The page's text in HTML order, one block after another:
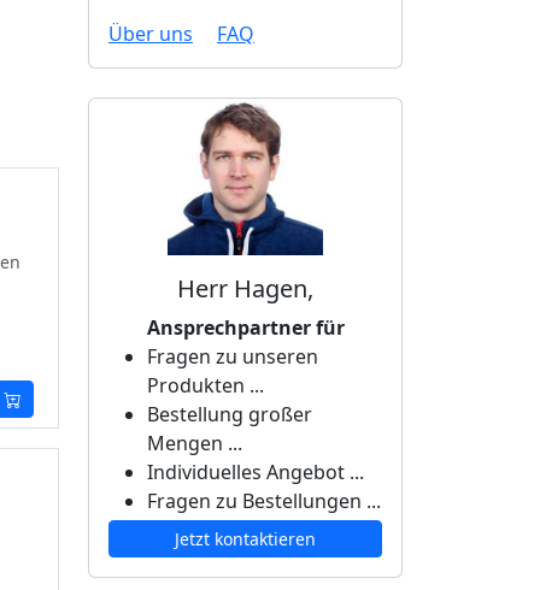
Über uns
FAQ
Herr Hagen,
Ansprechpartner für
Fragen zu unseren
Produkten ...
Bestellung großer
Mengen ...
Individuelles Angebot ...
Fragen zu Bestellungen ...
Jetzt kontaktieren